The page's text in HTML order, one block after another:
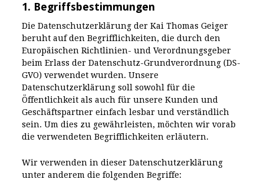
1. Begriffsbestimmungen
Die Datenschutzerklärung der Kai Thomas Geiger
beruht auf den Begrifflichkeiten, die durch den
Europäischen Richtlinien- und Verordnungsgeber
beim Erlass der Datenschutz-Grundverordnung (DS-
GVO) verwendet wurden. Unsere
Datenschutzerklärung soll sowohl für die
Öffentlichkeit als auch für unsere Kunden und
Geschäftspartner einfach lesbar und verständlich
sein. Um dies zu gewährleisten, möchten wir vorab
die verwendeten Begrifflichkeiten erläutern.
Wir verwenden in dieser Datenschutzerklärung
unter anderem die folgenden Begriffe: